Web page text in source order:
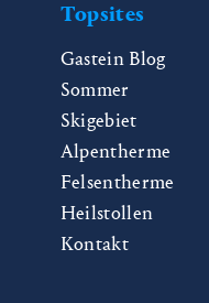
Topsites
Gastein Blog
Sommer
Skigebiet
Alpentherme
Felsentherme
Heilstollen
Kontakt